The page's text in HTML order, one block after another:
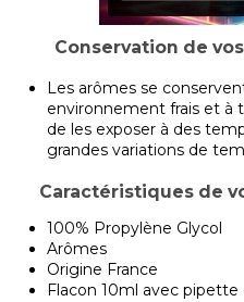
Conservation de
Les arômes se
environnement frais et à
de les exposer à des
grandes variations de
Caractéristiques de
100% Propylène Glycol
Arômes
Origine France
Flacon 10ml avec